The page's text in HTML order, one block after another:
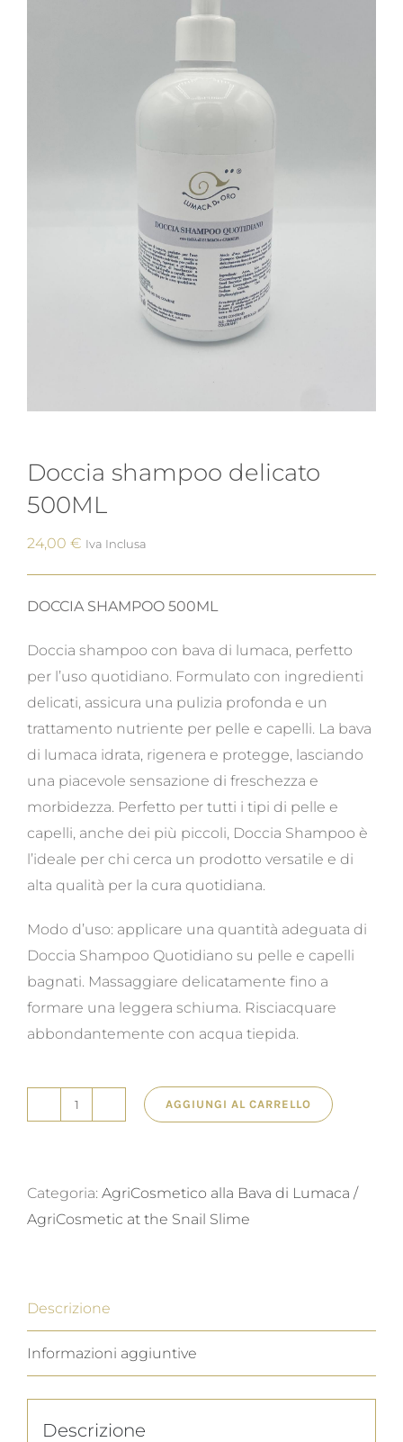
Doccia shampoo delicato
500ML
24,00 € Iva Inclusa
DOCCIA SHAMPOO 500ML
Doccia shampoo con bava di lumaca, perfetto
per l’uso quotidiano. Formulato con ingredienti
delicati, assicura una pulizia profonda e un
trattamento nutriente per pelle e capelli. La bava
di lumaca idrata, rigenera e protegge, lasciando
una piacevole sensazione di freschezza e
morbidezza. Perfetto per tutti i tipi di pelle e
capelli, anche dei più piccoli, Doccia Shampoo è
l’ideale per chi cerca un prodotto versatile e di
alta qualità per la cura quotidiana.
Modo d’uso: applicare una quantità adeguata di
Doccia Shampoo Quotidiano su pelle e capelli
bagnati. Massaggiare delicatamente fino a
formare una leggera schiuma. Risciacquare
abbondantemente con acqua tiepida.
500ML
quantità
AGGIUNGI AL CARRELLO
Categoria: AgriCosmetico alla Bava di Lumaca /
AgriCosmetic at the Snail Slime
Descrizione
Informazioni aggiuntive
Descrizione